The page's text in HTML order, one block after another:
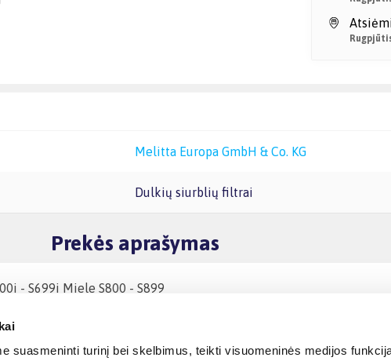
suasmeninti turinį bei skelbimus, teikti visuomeninės medijos
Melitta Europa GmbH & Co. KG
Dulkių siurblių filtrai
Prekės aprašymas
- S699i Miele S800 - S899